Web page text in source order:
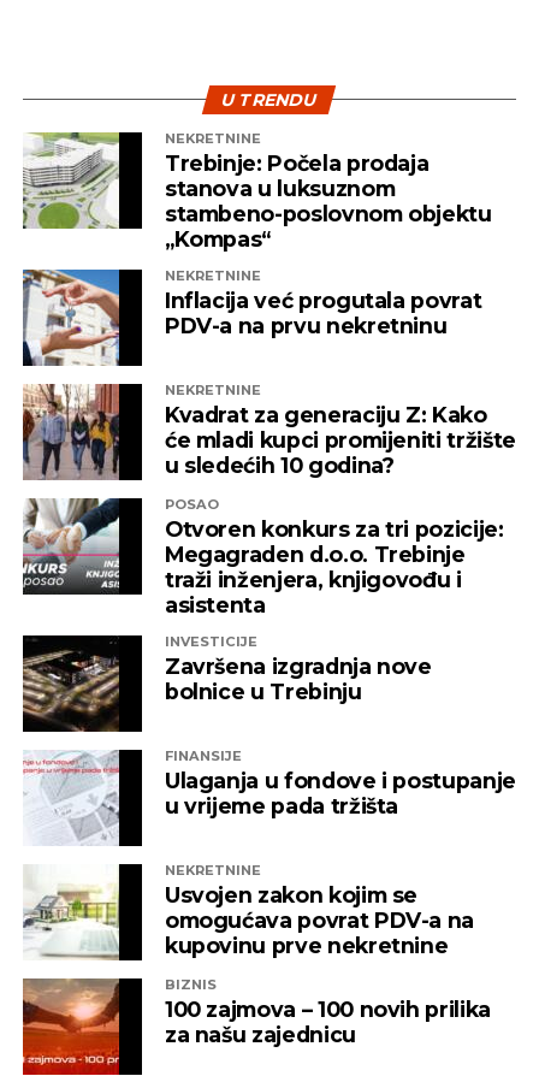
U TRENDU
NEKRETNINE
Trebinje: Počela prodaja
stanova u luksuznom
stambeno-poslovnom objektu
„Kompas“
NEKRETNINE
Inflacija već progutala povrat
PDV-a na prvu nekretninu
NEKRETNINE
Kvadrat za generaciju Z: Kako
će mladi kupci promijeniti tržište
u sledećih 10 godina?
POSAO
Otvoren konkurs za tri pozicije:
Megagraden d.o.o. Trebinje
traži inženjera, knjigovođu i
asistenta
INVESTICIJE
Završena izgradnja nove
bolnice u Trebinju
FINANSIJE
Ulaganja u fondove i postupanje
u vrijeme pada tržišta
NEKRETNINE
Usvojen zakon kojim se
omogućava povrat PDV-a na
kupovinu prve nekretnine
BIZNIS
100 zajmova – 100 novih prilika
za našu zajednicu